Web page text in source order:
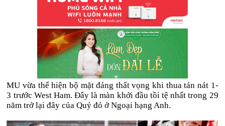
MU vừa thể hiện bộ mặt đáng thất vọng khi thua tán nát 1-
3 trước West Ham. Đây là màn khởi đầu tồi tệ nhất trong 29
năm trở lại đây của Quỷ đỏ ở Ngoại hạng Anh.